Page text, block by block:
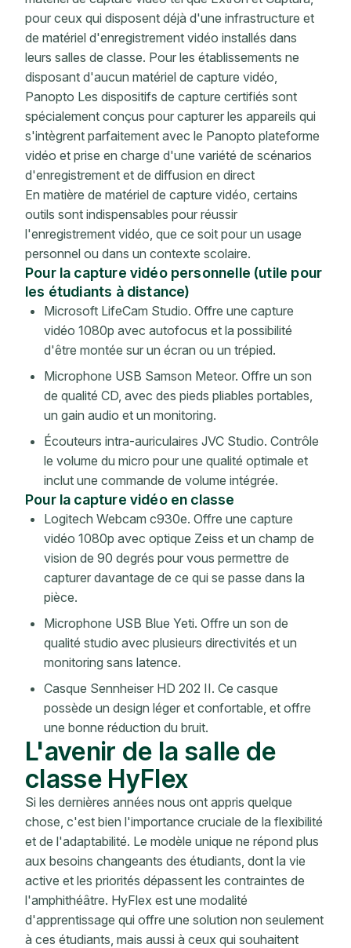
pour ceux qui disposent déjà d'une infrastructure et
de matériel d'enregistrement vidéo installés dans
leurs salles de classe. Pour les établissements ne
disposant d'aucun matériel de capture vidéo,
Panopto Les dispositifs de capture certifiés sont
spécialement conçus pour capturer les appareils qui
s'intègrent parfaitement avec le Panopto plateforme
vidéo et prise en charge d'une variété de scénarios
d'enregistrement et de diffusion en direct
En matière de matériel de capture vidéo, certains
outils sont indispensables pour réussir
l'enregistrement vidéo, que ce soit pour un usage
personnel ou dans un contexte scolaire.
Pour la capture vidéo personnelle (utile pour
les étudiants à distance)
Microsoft LifeCam Studio. Offre une capture
vidéo 1080p avec autofocus et la possibilité
d'être montée sur un écran ou un trépied.
Microphone USB Samson Meteor. Offre un son
de qualité CD, avec des pieds pliables portables,
un gain audio et un monitoring.
Écouteurs intra-auriculaires JVC Studio. Contrôle
le volume du micro pour une qualité optimale et
inclut une commande de volume intégrée.
Pour la capture vidéo en classe
Logitech Webcam c930e. Offre une capture
vidéo 1080p avec optique Zeiss et un champ de
vision de 90 degrés pour vous permettre de
capturer davantage de ce qui se passe dans la
pièce.
Microphone USB Blue Yeti. Offre un son de
qualité studio avec plusieurs directivités et un
monitoring sans latence.
Casque Sennheiser HD 202 II. Ce casque
possède un design léger et confortable, et offre
une bonne réduction du bruit.
L'avenir de la salle de
classe HyFlex
Si les dernières années nous ont appris quelque
chose, c'est bien l'importance cruciale de la flexibilité
et de l'adaptabilité. Le modèle unique ne répond plus
aux besoins changeants des étudiants, dont la vie
active et les priorités dépassent les contraintes de
l'amphithéâtre. HyFlex est une modalité
d'apprentissage qui offre une solution non seulement
à ces étudiants, mais aussi à ceux qui souhaitent